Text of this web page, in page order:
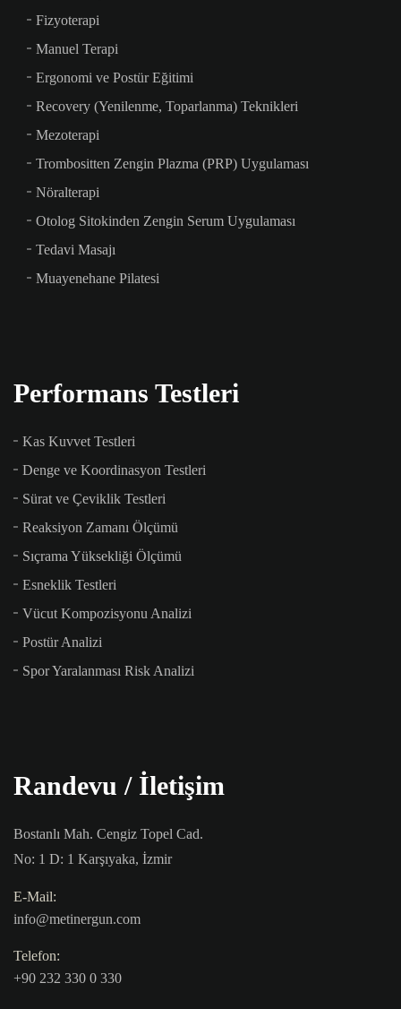
Fizyoterapi
Manuel Terapi
Ergonomi ve Postür Eğitimi
Recovery (Yenilenme, Toparlanma) Teknikleri
Mezoterapi
Trombositten Zengin Plazma (PRP) Uygulaması
Nöralterapi
Otolog Sitokinden Zengin Serum Uygulaması
Tedavi Masajı
Muayenehane Pilatesi
Performans Testleri
Kas Kuvvet Testleri
Denge ve Koordinasyon Testleri
Sürat ve Çeviklik Testleri
Reaksiyon Zamanı Ölçümü
Sıçrama Yüksekliği Ölçümü
Esneklik Testleri
Vücut Kompozisyonu Analizi
Postür Analizi
Spor Yaralanması Risk Analizi
Randevu / İletişim
Bostanlı Mah. Cengiz Topel Cad.
No: 1 D: 1 Karşıyaka, İzmir
E-Mail:
info@metinergun.com
Telefon:
+90 232 330 0 330